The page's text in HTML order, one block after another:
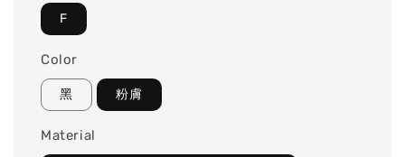
F
Color
黑 粉膚
Material